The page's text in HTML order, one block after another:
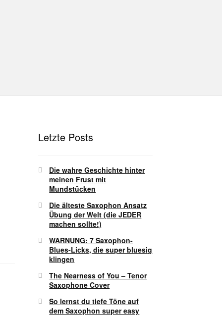
Unterrichtsbedingungen (AGBs)
Letzte Posts
Die wahre Geschichte hinter
meinen Frust mit
Mundstücken
Die älteste Saxophon Ansatz
Übung der Welt (die JEDER
machen sollte!)
WARNUNG: 7 Saxophon-
Blues-Licks, die super bluesig
klingen
The Nearness of You – Tenor
Saxophone Cover
So lernst du tiefe Töne auf
dem Saxophon super easy